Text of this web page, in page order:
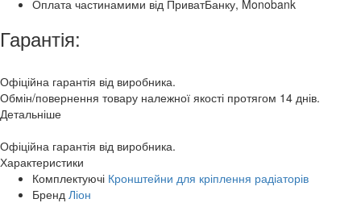
Оплата частинамими від ПриватБанку, Monobank
Гарантія:
Офіційна гарантія від виробника.
Обмін/повернення товару належної якості протягом 14 днів.
Детальніше
Офіційна гарантія від виробника.
Характеристики
Комплектуючі Кронштейни для кріплення радіаторів
Бренд Ліон